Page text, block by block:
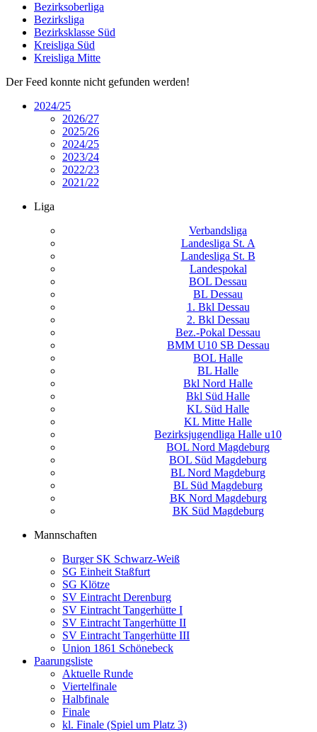
Bezirksoberliga
Bezirksliga
Bezirksklasse Süd
Kreisliga Süd
Kreisliga Mitte
Der Feed konnte nicht gefunden werden!
2024/25
2026/27
2025/26
2024/25
2023/24
2022/23
2021/22
Liga
Verbandsliga
Landesliga St. A
Landesliga St. B
Landespokal
BOL Dessau
BL Dessau
1. Bkl Dessau
2. Bkl Dessau
Bez.-Pokal Dessau
BMM U10 SB Dessau
BOL Halle
BL Halle
Bkl Nord Halle
Bkl Süd Halle
KL Süd Halle
KL Mitte Halle
Bezirksjugendliga Halle u10
BOL Nord Magdeburg
BOL Süd Magdeburg
BL Nord Magdeburg
BL Süd Magdeburg
BK Nord Magdeburg
BK Süd Magdeburg
Mannschaften
Burger SK Schwarz-Weiß
SG Einheit Staßfurt
SG Klötze
SV Eintracht Derenburg
SV Eintracht Tangerhütte I
SV Eintracht Tangerhütte II
SV Eintracht Tangerhütte III
Union 1861 Schönebeck
Paarungsliste
Aktuelle Runde
Viertelfinale
Halbfinale
Finale
kl. Finale (Spiel um Platz 3)